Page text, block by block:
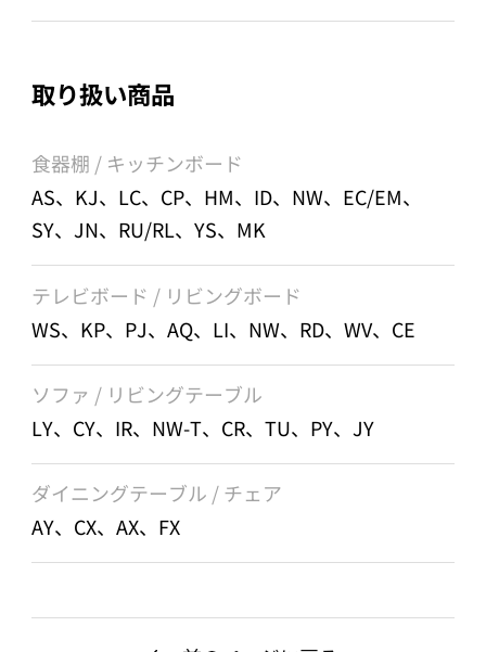
取り扱い商品
食器棚 / キッチンボード
AS、KJ、LC、CP、HM、ID、NW、EC/EM、
SY、JN、RU/RL、YS、MK
テレビボード / リビングボード
WS、KP、PJ、AQ、LI、NW、RD、WV、CE
ソファ / リビングテーブル
LY、CY、IR、NW-T、CR、TU、PY、JY
ダイニングテーブル / チェア
AY、CX、AX、FX